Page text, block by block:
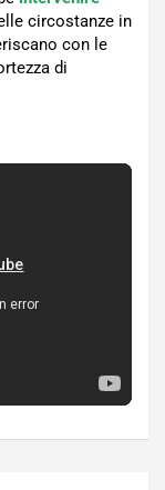
circostanze in
con le
di